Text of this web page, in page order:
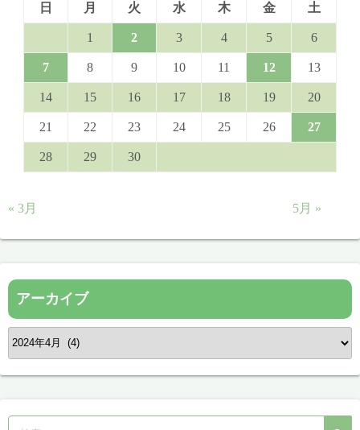
日
月 火 水 木 金 土
1 2 3 4 5 6
7 8 9 10 11 12 13
14 15 16 17 18 19 20
21 22 23 24 25 26 27
28 29 30
« 3月 5月 »
アーカイブ
ア
ー
カ
イ
ブ